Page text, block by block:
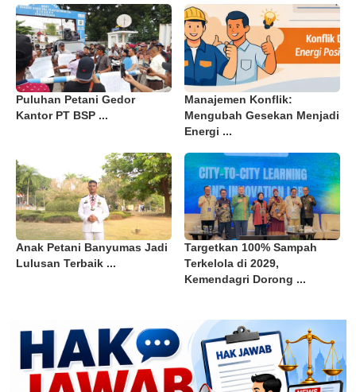
Puluhan Petani Gedor
Kantor PT BSP ...
Manajemen Konflik:
Mengubah Gesekan Menjadi
Energi ...
Anak Petani Banyumas Jadi
Lulusan Terbaik ...
Targetkan 100% Sampah
Terkelola di 2029,
Kemendagri Dorong ...